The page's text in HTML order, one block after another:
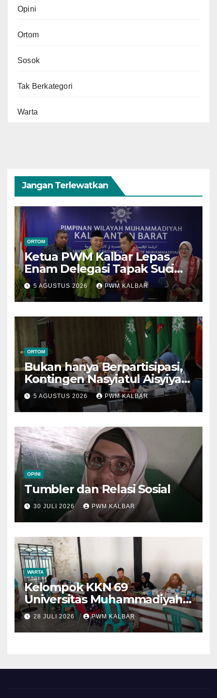
Opini
Ortom
Sosok
Tak Berkategori
Warta
Jangan Terlewatkan
ORTOM
Ketua PWM Kalbar Lepas
Enam Delegasi Tapak Suci
Menuju Muktamar XVI di
Semarang
5 AGUSTUS 2026 PWM KALBAR
ORTOM
Bukan hanya Berpartisipasi,
Kontingen Nasyiatul Aisyiyah
Kalbar Perjuangkan Program
di Muktamar XV
5 AGUSTUS 2026 PWM KALBAR
OPINI
Tumbler dan Relasi Sosial
30 JULI 2026 PWM KALBAR
WARTA
Kelompok KKN 69
Universitas Muhammadiyah
Pontianak Dibagi Dua Tim,
Cat Bangunan dan Dampingi
Pelayanan Posyandu Lansia
28 JULI 2026 PWM KALBAR